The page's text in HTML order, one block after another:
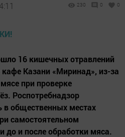
230 0 0
16 кишечных отравлений
Казани «Миринад», из-за
при проверке
Роспотребнадзор
в общественных местах
самостоятельном
до и после обработки мяса.